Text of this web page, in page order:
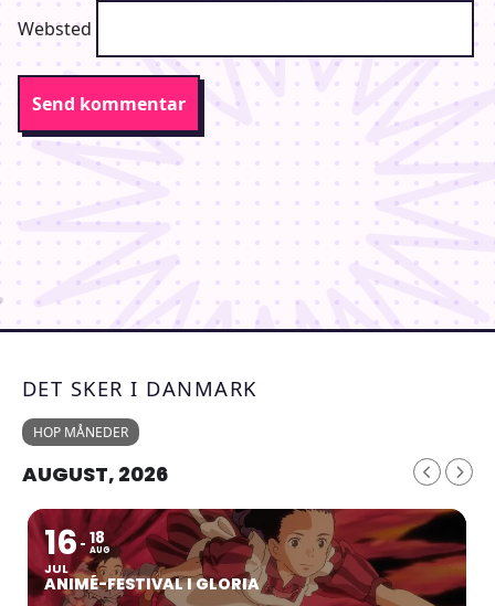
Websted
DET SKER I DANMARK
HOP MÅNEDER
AUGUST, 2026
16
JUL
18
AUG
ANIMÉ-FESTIVAL I GLORIA